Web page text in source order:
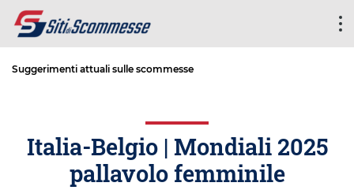
Suggerimenti attuali sulle scommesse
Italia-Belgio | Mondiali 2025
pallavolo femminile